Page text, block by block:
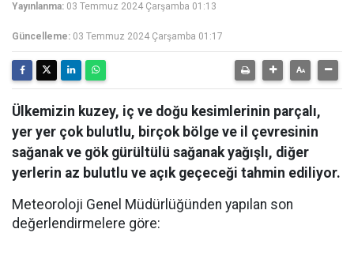
Yayınlanma: 03 Temmuz 2024 Çarşamba 01:13
Güncelleme: 03 Temmuz 2024 Çarşamba 01:17
Ülkemizin kuzey, iç ve doğu kesimlerinin parçalı,
yer yer çok bulutlu, birçok bölge ve il çevresinin
sağanak ve gök gürültülü sağanak yağışlı, diğer
yerlerin az bulutlu ve açık geçeceği tahmin ediliyor.
Meteoroloji Genel Müdürlüğünden yapılan son
değerlendirmelere göre: